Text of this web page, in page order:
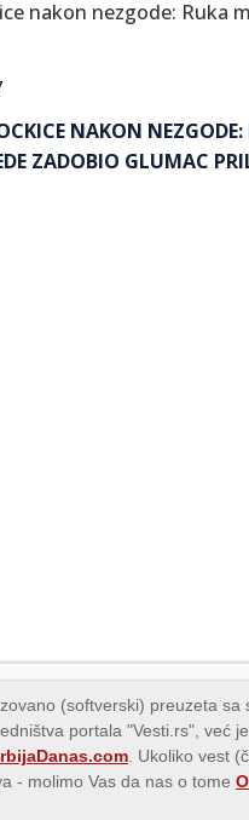
NAKON NEZGODE:
ZADOBIO GLUMAC
(softverski) preuzeta sa
portala "Vesti.rs", već
. Ukoliko vest
- molimo Vas da nas o tome